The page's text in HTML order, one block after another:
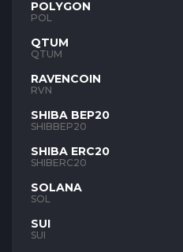
POLYGON
POL
QTUM
QTUM
RAVENCOIN
RVN
SHIBA BEP20
SHIBBEP20
SHIBA ERC20
SHIBERC20
SOLANA
SOL
SUI
SUI